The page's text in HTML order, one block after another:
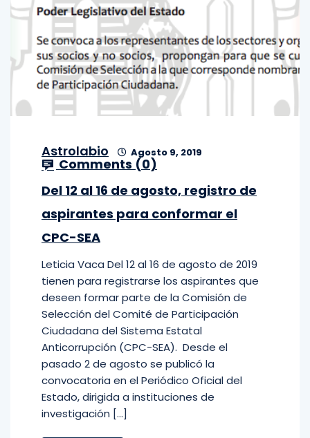
Astrolabio Agosto 9, 2019
Comments (0)
Del 12 al 16 de agosto, registro de
aspirantes para conformar el
CPC-SEA
Leticia Vaca Del 12 al 16 de agosto de 2019
tienen para registrarse los aspirantes que
deseen formar parte de la Comisión de
Selección del Comité de Participación
Ciudadana del Sistema Estatal
Anticorrupción (CPC-SEA). Desde el
pasado 2 de agosto se publicó la
convocatoria en el Periódico Oficial del
Estado, dirigida a instituciones de
investigación […]